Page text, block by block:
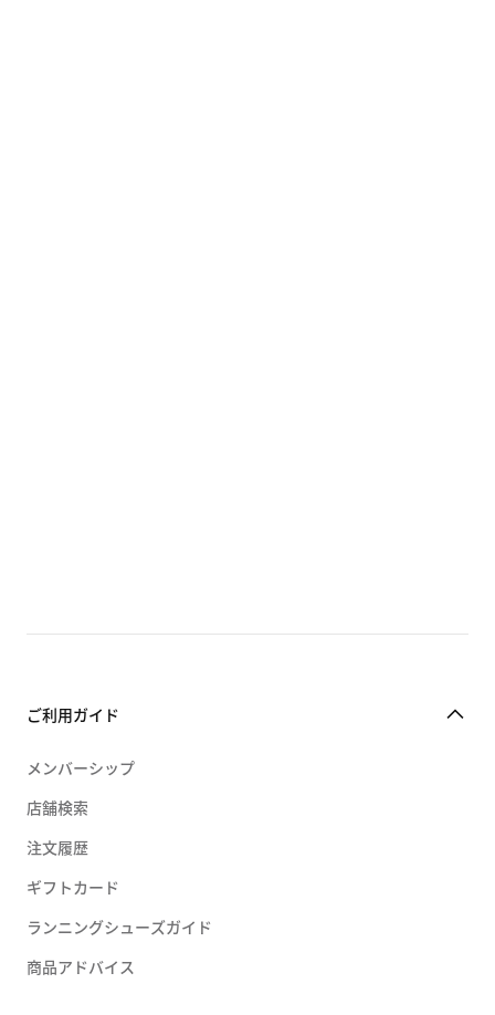
ご利用ガイド
メンバーシップ
店舗検索
注文履歴
ギフトカード
ランニングシューズガイド
商品アドバイス